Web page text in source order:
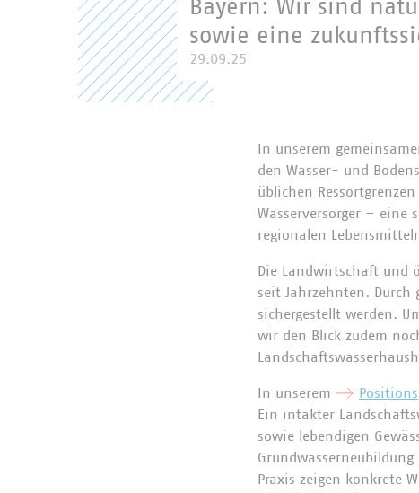
Bayern: Wir sind
sowie eine
29.09.25
In unserem
den Wasser- und
üblichen
Wasserversorger – eine
regionalen
Die Landwirtschaft und
seit Jahrzehnten. Durch
sichergestellt werden.
wir den Blick zudem
In unserem
Ein intakter
sowie lebendigen
Praxis zeigen konkrete